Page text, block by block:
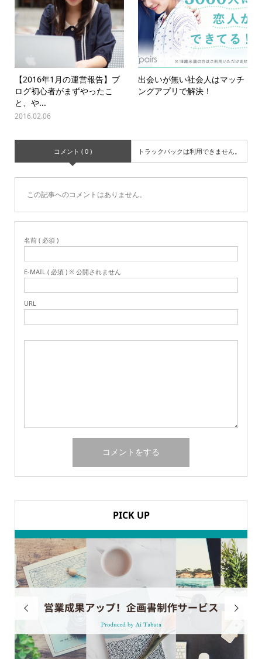
【2016年1月の運営報告】ブ
ログ初心者がまずやったこ
と、や...
2016.02.06
出会いが無い社会人はマッチ
ングアプリで解決！
コメント ( 0 ) トラックバックは利用できません。
この記事へのコメントはありません。
名前 ( 必須 )
E-MAIL ( 必須 ) ※ 公開されません
URL
PICK UP
 